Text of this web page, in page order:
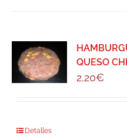
QUESO
2,20€
Detalles